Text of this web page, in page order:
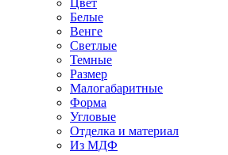
Цвет
Белые
Венге
Светлые
Темные
Размер
Малогабаритные
Форма
Угловые
Отделка и материал
Из МДФ